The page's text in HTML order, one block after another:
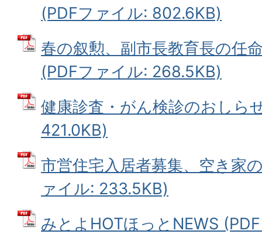
(PDFファイル: 802.6KB)
春の叙勲、副市長教育長の任
(PDFファイル: 268.5KB)
健康診査・がん検診のおしら
421.0KB)
市営住宅入居者募集、空き家
ァイル: 233.5KB)
みとよHOTほっとNEWS